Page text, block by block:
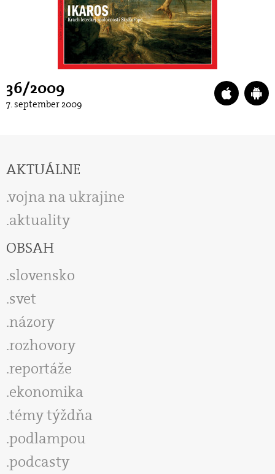
36/2009
7. september 2009
AKTUÁLNE
vojna na ukrajine
aktuality
OBSAH
slovensko
svet
názory
rozhovory
reportáže
ekonomika
témy týždňa
podlampou
podcasty